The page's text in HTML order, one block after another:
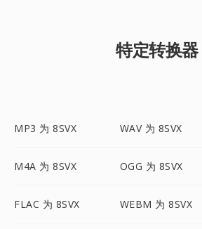
特定转换器
MP3 为 8SVX WAV 为 8SVX
M4A 为 8SVX OGG 为 8SVX
FLAC 为 8SVX WEBM 为 8SVX